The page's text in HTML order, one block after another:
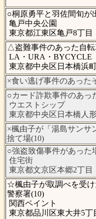
○桐原勇平と羽佐間旬が
亀戸中央公園
東京都江東区亀戸8丁目
△盗難事件のあった自転
LA・URA・BYCYCLE
東京都中央区日本橋浜
×食い逃げ事件のあった
○カード詐欺事件のあっ
ウエストシップ
東京都中央区日本橋人
×楓由子が「湯島サンサ
捨て場(10)
○強盗致傷事件があった
住宅街
東京都文京区本郷2丁目
☆楓由子が取調べを受
警察署(10)
関西ペイント
東京都品川区東大井5丁